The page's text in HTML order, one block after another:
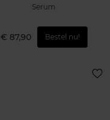
Serum
€ 87,90 Bestel nu!